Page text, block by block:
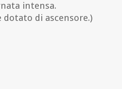
intensa.
dotato di ascensore.)